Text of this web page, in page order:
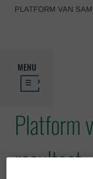
PLATFORM VAN
MENU
Platform
resultaat